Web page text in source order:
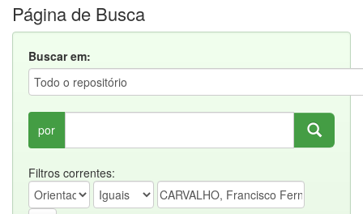
Página de Busca
Buscar em:
por
Filtros correntes: